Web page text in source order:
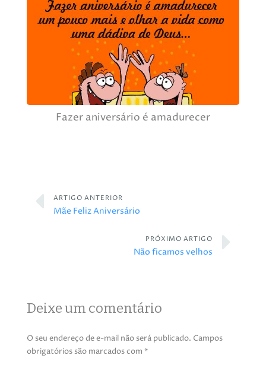
Fazer aniversário é amadurecer
ARTIGO ANTERIOR
Mãe Feliz Aniversário
PRÓXIMO ARTIGO
Não ficamos velhos
Deixe um comentário
O seu endereço de e-mail não será publicado. Campos
obrigatórios são marcados com *